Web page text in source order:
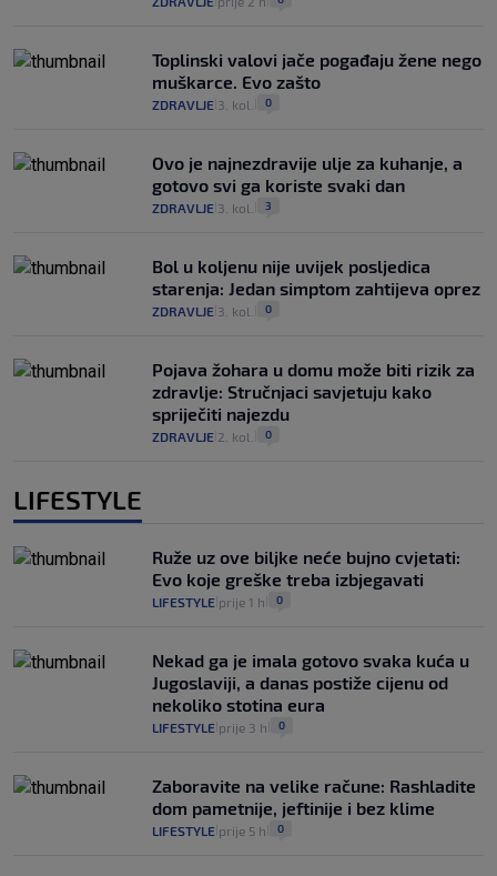
Toplinski valovi jače pogađaju žene nego
muškarce. Evo zašto
ZDRAVLJE 3. kol. 0
Ovo je najnezdravije ulje za kuhanje, a
gotovo svi ga koriste svaki dan
ZDRAVLJE 3. kol. 3
Bol u koljenu nije uvijek posljedica
starenja: Jedan simptom zahtijeva oprez
ZDRAVLJE 3. kol. 0
Pojava žohara u domu može biti rizik za
zdravlje: Stručnjaci savjetuju kako
spriječiti najezdu
ZDRAVLJE 2. kol. 0
LIFESTYLE
Ruže uz ove biljke neće bujno cvjetati:
Evo koje greške treba izbjegavati
LIFESTYLE prije 1 h 0
Nekad ga je imala gotovo svaka kuća u
Jugoslaviji, a danas postiže cijenu od
nekoliko stotina eura
LIFESTYLE prije 3 h 0
Zaboravite na velike račune: Rashladite
dom pametnije, jeftinije i bez klime
LIFESTYLE prije 5 h 0